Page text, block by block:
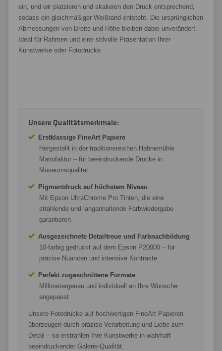
ein, und wir platzieren und skalieren den Druck entsprechend,
sodass ein gleichmäßiger Weißrand entsteht. Die ursprünglichen
Abmessungen von Breite und Höhe bleiben dabei unverändert.
Ideal für Rahmen und eine stilvolle Präsentation Ihrer
Kunstwerke oder Fotodrucke.
Unsere Qualitätsmerkmale:
Erstklassige FineArt Papiere
Hergestellt in der traditionsreichen Hahnemühle
Manufaktur – für beeindruckende Drucke in
Museumsqualität
Pigmentdruck auf höchstem Niveau
Mit Epson UltraChrome Pro Tinten, die eine
strahlende und langanhaltende Farbwiedergabe
garantieren
Ausgezeichnete Detailtreue und Farbnachbildung
10-farbig gedruckt auf dem Epson P20000 – für
präzise Nuancen und intensive Kontraste
Perfekt zugeschnittene Formate
Millimetergenau und individuell an Ihre Wünsche
angepasst
Unsere Fotodrucke auf hochwertigen FineArt Papieren
überzeugen durch präzise Verarbeitung und Liebe zum
Detail – so erstrahlen Ihre Kunstwerke in wahrhaft
beeindruckender Galerie-Qualität.